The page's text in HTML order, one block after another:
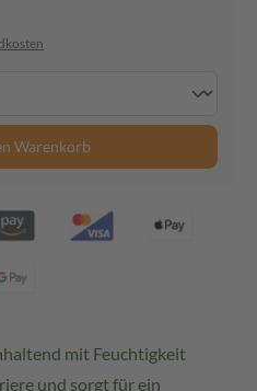
Warenkorb
mit Feuchtigkeit
und sorgt für ein